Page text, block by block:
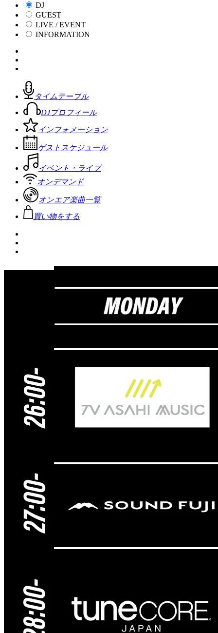
DJ
GUEST
LIVE / EVENT
INFORMATION
タイムテーブル
DJプロフィール
インフォメーション
ゲストスケジュール
イベント・ライブ
オンデマンド
オンエア楽曲一覧
買い物をする